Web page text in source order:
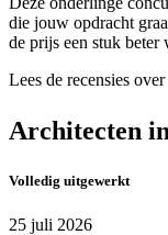
die jouw opdracht
de prijs een stuk
Lees de recensies over
Architecten
Volledig uitgewerkt
25 juli 2026